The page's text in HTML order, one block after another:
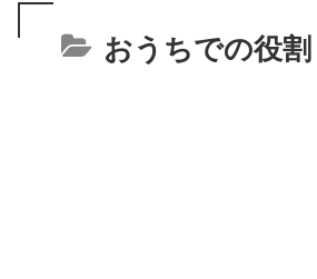
おうちでの役割